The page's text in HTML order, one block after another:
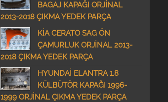
BAGAJ KAPAĞI ORJİNAL
2013-2018 ÇIKMA YEDEK PARÇA
KİA CERATO SAG ÖN
ÇAMURLUK ORJİNAL 2013-
2018 ÇIKMA YEDEK PARÇA
HYUNDAİ ELANTRA 1.8
KÜLBÜTÖR KAPAĞI 1996-
1999 ORJİNAL ÇIKMA YEDEK PARÇA